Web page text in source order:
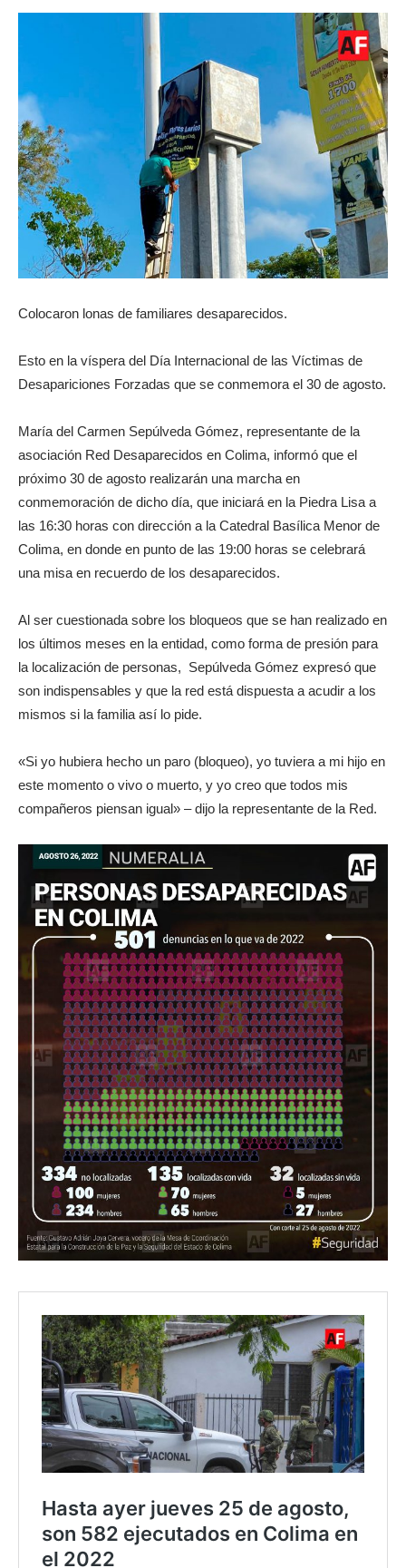
Colocaron lonas de familiares desaparecidos.
Esto en la víspera del Día Internacional de las Víctimas de
Desapariciones Forzadas que se conmemora el 30 de agosto.
María del Carmen Sepúlveda Gómez, representante de la
asociación Red Desaparecidos en Colima, informó que el
próximo 30 de agosto realizarán una marcha en
conmemoración de dicho día, que iniciará en la Piedra Lisa a
las 16:30 horas con dirección a la Catedral Basílica Menor de
Colima, en donde en punto de las 19:00 horas se celebrará
una misa en recuerdo de los desaparecidos.
Al ser cuestionada sobre los bloqueos que se han realizado en
los últimos meses en la entidad, como forma de presión para
la localización de personas, Sepúlveda Gómez expresó que
son indispensables y que la red está dispuesta a acudir a los
mismos si la familia así lo pide.
«Si yo hubiera hecho un paro (bloqueo), yo tuviera a mi hijo en
este momento o vivo o muerto, y yo creo que todos mis
compañeros piensan igual» – dijo la representante de la Red.